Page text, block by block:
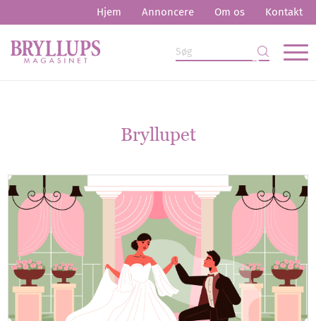
Hjem Annoncere Om os Kontakt
Bryllupet